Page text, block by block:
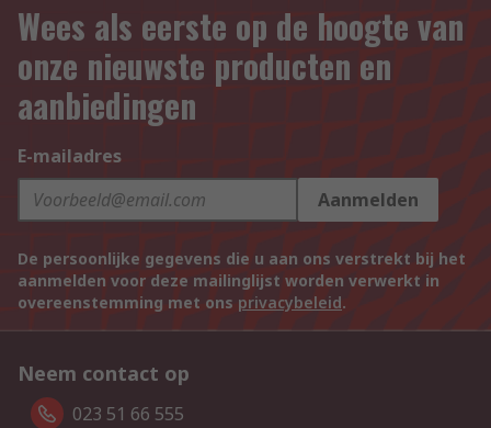
Wees als eerste op de hoogte van
onze nieuwste producten en
aanbiedingen
E-mailadres
Aanmelden
De persoonlijke gegevens die u aan ons verstrekt bij het
aanmelden voor deze mailinglijst worden verwerkt in
overeenstemming met ons privacybeleid.
Neem contact op
023 51 66 555